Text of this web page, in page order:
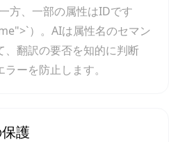
方、一部の属性はIDです
）。AIは属性名のセマン
、翻訳の要否を知的に判断
ーを防止します。
護